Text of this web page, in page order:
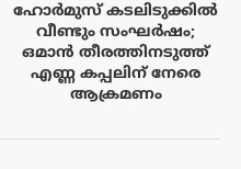
ഹോർമുസ് കടലിടുക്കിൽ
വീണ്ടും സംഘർഷം;
ഒമാൻ തീരത്തിനടുത്ത്
എണ്ണ കപ്പലിന് നേരെ
ആക്രമണം